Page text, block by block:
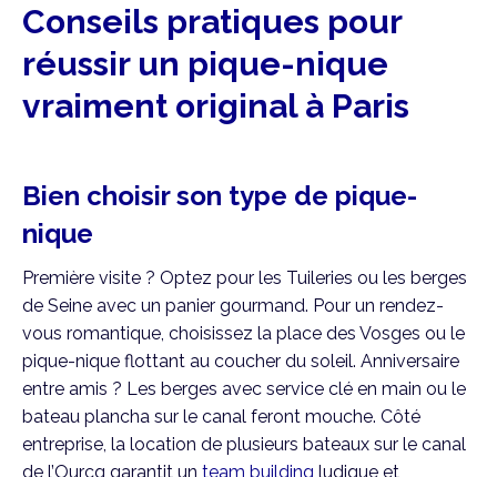
Conseils pratiques pour
réussir un pique-nique
vraiment original à Paris
Bien choisir son type de pique-
nique
Première visite ? Optez pour les Tuileries ou les berges
de Seine avec un panier gourmand. Pour un rendez-
vous romantique, choisissez la place des Vosges ou le
pique-nique flottant au coucher du soleil. Anniversaire
entre amis ? Les berges avec service clé en main ou le
bateau plancha sur le canal feront mouche. Côté
entreprise, la location de plusieurs bateaux sur le canal
de l’Ourcq garantit un team building ludique et